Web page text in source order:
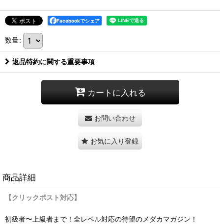
Facebookでシェア
数量:
返品特約に関する重要事項
カートに入れる
お問い合わせ
お気に入り登録
商品詳細
【クリックポスト対応】
初級者〜上級者まで！全レベル対応の待望のメダカマガジン！